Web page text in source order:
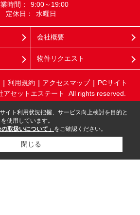
時間：
9:00～19:00
定休日：
水曜日
会社概要
物件リクエスト
利用規約 アクセスマップ
PCサイト
アセットエステート All rights reserved.
イト利用状況把握、サービス向上検討を目的と
使用しています。
の取扱いについて」 をご確認ください。
閉じる